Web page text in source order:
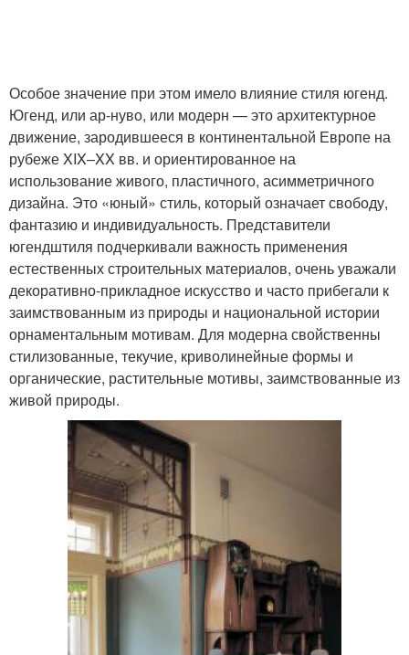
Особое значение при этом имело влияние стиля югенд.
Югенд, или ар-нуво, или модерн — это архитектурное
движение, зародившееся в континентальной Европе на
рубеже XIX–XX вв. и ориентированное на
использование живого, пластичного, асимметричного
дизайна. Это «юный» стиль, который означает свободу,
фантазию и индивидуальность. Представители
югендштиля подчеркивали важность применения
естественных строительных материалов, очень уважали
декоративно-прикладное искусство и часто прибегали к
заимствованным из природы и национальной истории
орнаментальным мотивам. Для модерна свойственны
стилизованные, текучие, криволинейные формы и
органические, растительные мотивы, заимствованные из
живой природы.